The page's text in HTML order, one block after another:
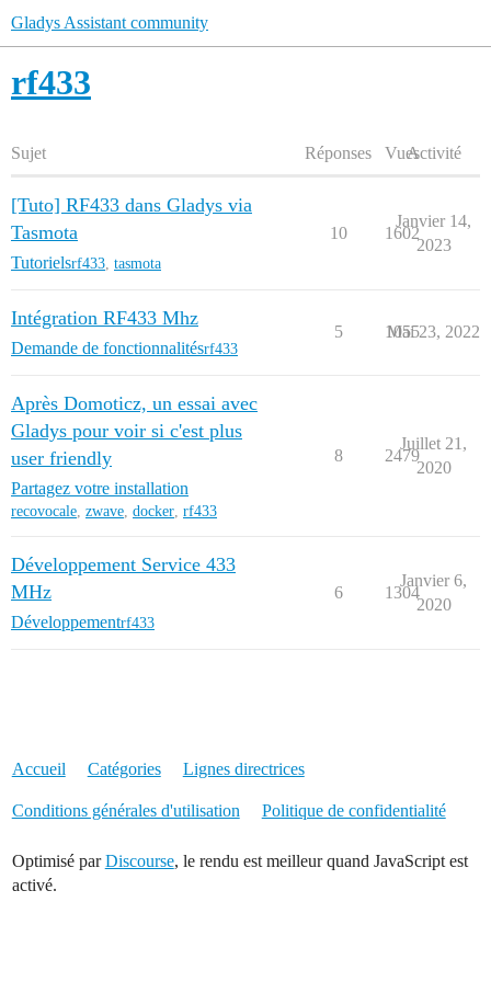
Gladys Assistant community
rf433
Sujet Réponses VuesActivité
[Tuto] RF433 dans Gladys via
Tasmota
Tutorielsrf433 tasmota
10 1602
Janvier 14,
2023
Intégration RF433 Mhz
Demande de fonctionnalitésrf433
5 1055
Mai 23, 2022
Après Domoticz, un essai avec
Gladys pour voir si c'est plus
user friendly
Partagez votre installation
recovocale, zwave, docker, rf433
8 2479
Juillet 21,
2020
Développement Service 433
MHz
Développementrf433
6 1304
Janvier 6,
2020
Accueil Catégories Lignes directrices
Conditions générales d'utilisation Politique de confidentialité
Optimisé parDiscourse, le rendu est meilleur quand JavaScript est
activé.